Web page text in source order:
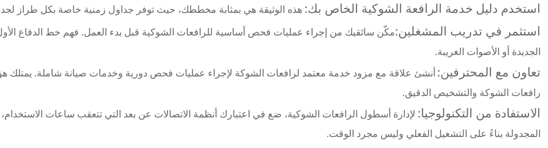
استخدم دليل خدمة الرافعة الشوكية الخاص بك: هذه الوثيقة هي بمثابة مخططك، حيث توفر جداول زمنية خاصة بكل طراز
استثمر في تدريب المشغلين:مكّن سائقيك من إجراء عمليات فحص أساسية للرافعات الشوكية قبل بدء العمل. فهم خط الدفاع
الجديدة أو الأصوات الغريبة.
تعاون مع المحترفين:أنشئ علاقة مع مزود خدمة معتمد لرافعات الشوكة لإجراء عمليات فحص دورية وخدمات صيانة شاملة. يمتلك
رافعات الشوكة والتشخيص الدقيق.
الاستفادة من التكنولوجيا: لإدارة أسطول الرافعات الشوكية، ضع في اعتبارك أنظمة الاتصالات عن بعد التي تتعقب ساعات الاستخدام،
المجدولة بناءً على التشغيل الفعلي وليس مجرد الوقت.